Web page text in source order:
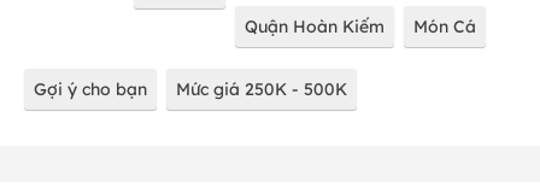
Quận Hoàn Kiếm Món Cá
Gợi ý cho bạn Mức giá 250K - 500K